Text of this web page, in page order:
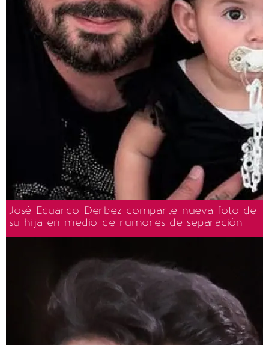
José Eduardo Derbez comparte nueva foto de
su hija en medio de rumores de separación